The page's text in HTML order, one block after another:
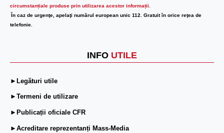
circumstanțiale produse prin utilizarea acestor informații.
În caz de urgenţe, apelaţi numărul european unic 112. Gratuit în orice reţea de
telefonie.
INFO UTILE
►Legături utile
►Termeni de utilizare
►Publicații oficiale CFR
►Acreditare reprezentanți Mass-Media